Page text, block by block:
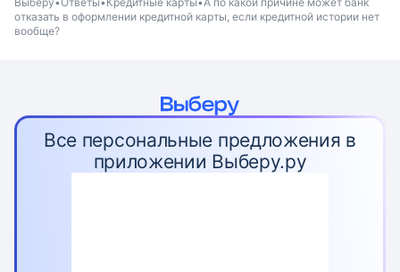
отказать в оформлении кредитной карты, если кредитной истории нет
вообще?
Все персональные предложения в
приложении Выберу.ру